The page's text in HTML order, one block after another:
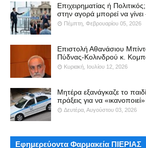
Επιχειρηματίας ή
στην αγορά μπορεί να
Πέμπτη, Φεβρουαρίου 05, 2026
Επιστολή Αθανάσιου
Πύδνας-Κολινδρού κ.
Κυριακή, Ιουλίου 12, 2026
Μητέρα εξανάγκαζε το
πράξεις για να
Δευτέρα, Αυγούστου 03, 2026
Εφημερεύοντα Φαρμακεία ΠΙΕΡΙΑΣ